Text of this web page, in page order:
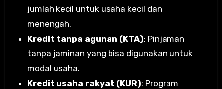
jumlah kecil untuk usaha kecil dan
menengah.
Kredit tanpa agunan (KTA): Pinjaman
tanpa jaminan yang bisa digunakan untuk
modal usaha.
Kredit usaha rakyat (KUR): Program